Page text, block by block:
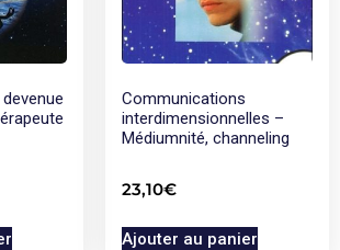
Communications
interdimensionnelles –
Médiumnité, channeling
23,10€
Ajouter au panier